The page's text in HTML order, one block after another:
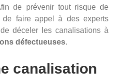
de prévenir tout risque de
de faire appel à des experts
déceler les canalisations à
défectueuses.
canalisation